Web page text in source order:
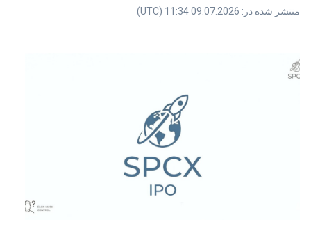
منتشر شده در: 09.07.2026 11:34 (UTC)